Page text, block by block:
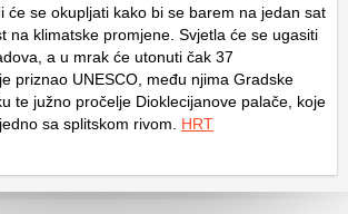
će se okupljati kako bi se barem na jedan sat
na klimatske promjene. Svjetla će se ugasiti
a u mrak će utonuti čak 37
priznao UNESCO, među njima Gradske
te južno pročelje Dioklecijanove palače, koje
sa splitskom rivom. HRT